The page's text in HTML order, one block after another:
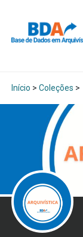
Início > Coleções >